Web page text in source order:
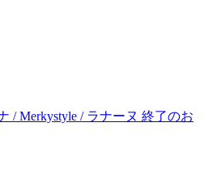
/ Merkystyle / ラナーヌ 終了のお